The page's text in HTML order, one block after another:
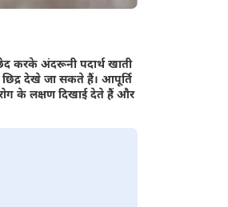
करके अंदरूनी पदार्थ खाती
देखे जा सकते हैं। आपूर्ति
रोग के लक्षण दिखाई देते हैं और